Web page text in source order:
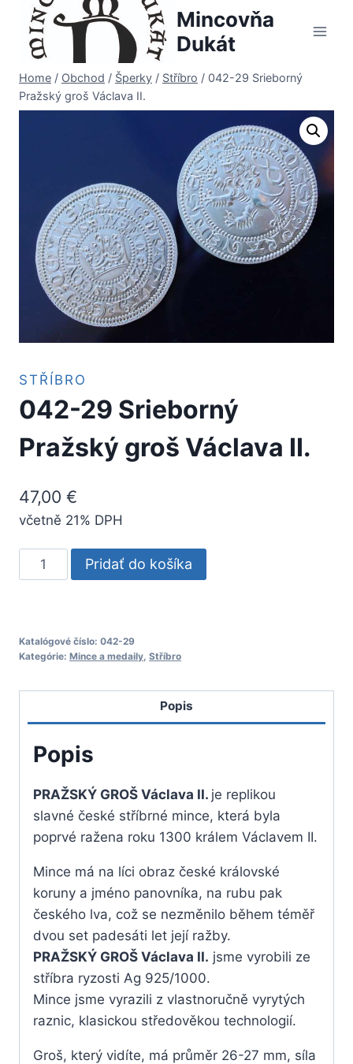
content
Mincovňa
Dukát
Home / Obchod / Šperky / Stříbro / 042-29 Srieborný
Pražský groš Václava II.
STŘÍBRO
042-29 Srieborný
Pražský groš Václava II.
47,00 €
včetně 21% DPH
množstvo
042-
Pražský
groš
Pridať do košíka
Katalógové číslo: 042-29
Kategórie: Mince a medaily Stříbro
Popis
Popis
PRAŽSKÝ GROŠ Václava II. je replikou
slavné české stříbrné mince, která byla
poprvé ražena roku 1300 králem Václavem II.
Mince má na líci obraz české královské
koruny a jméno panovníka, na rubu pak
českého lva, což se nezměnilo během téměř
dvou set padesáti let její ražby.
PRAŽSKÝ GROŠ Václava II. jsme vyrobili ze
stříbra ryzosti Ag 925/1000.
Mince jsme vyrazili z vlastnoručně vyrytých
raznic, klasickou středověkou technologií.
Groš, který vidíte, má průměr 26-27 mm, síla